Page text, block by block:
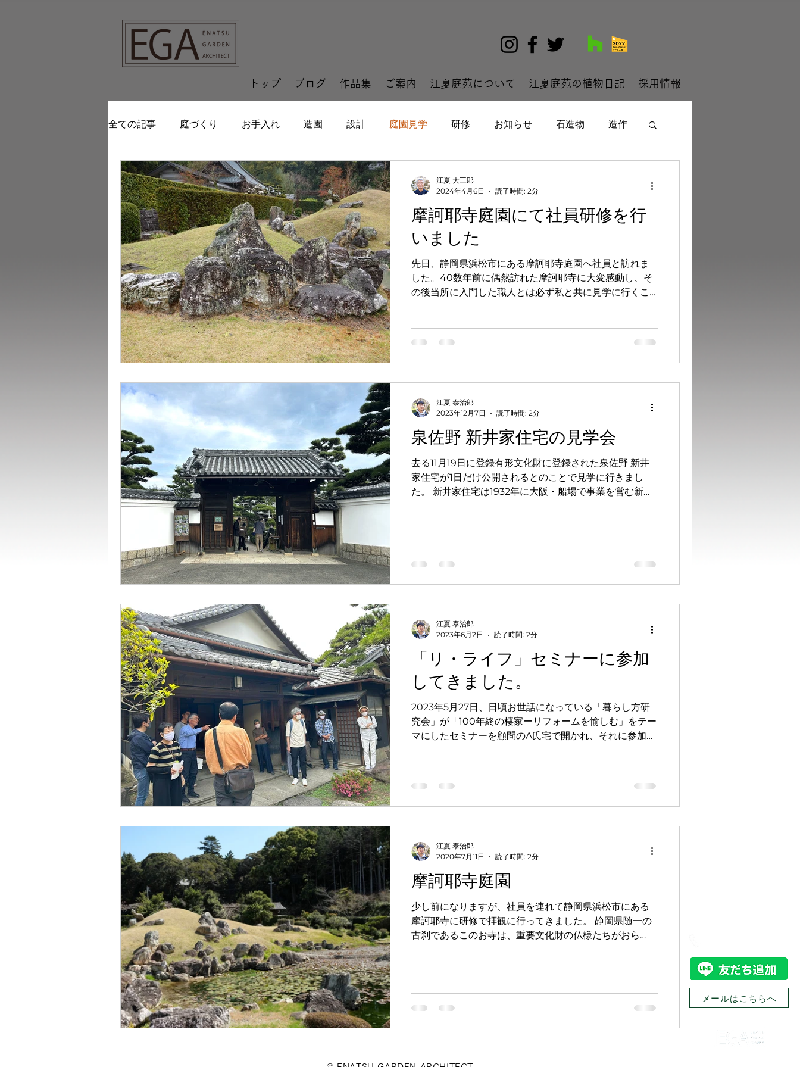
トップ ブログ 作品集 ご案内 江夏庭苑について 江夏庭苑の植物日記 採用情報
全ての記事 庭づくり お手入れ 造園 設計 庭園見学 研修 お知らせ 石造物 造作
摩訶耶寺庭園にて社員研修を行
いました
先日、静岡県浜松市にある摩訶耶寺庭園へ社員と訪れま
した。40数年前に偶然訪れた摩訶耶寺に大変感動し、そ
の後当所に入門した職人とは必ず私と共に見学に行くこ
江夏 大三郎
2024年4月6日
読了時間: 2分
泉佐野 新井家住宅の見学会
去る11月19日に登録有形文化財に登録された泉佐野 新井
家住宅が1日だけ公開されるとのことで見学に行きまし
た。 新井家住宅は1932年に大阪・船場で事業を営む新井
江夏 泰治郎
2023年12月7日
読了時間: 2分
「リ・ライフ」セミナーに参加
してきました。
2023年5月27日、日頃お世話になっている「暮らし方研
究会」が「100年終の棲家ーリフォームを愉しむ」をテー
マにしたセミナーを顧問のA氏宅で開かれ、それに参加さ
江夏 泰治郎
2023年6月2日
読了時間: 2分
摩訶耶寺庭園
少し前になりますが、社員を連れて静岡県浜松市にある
摩訶耶寺に研修で拝観に行ってきました。 静岡県随一の
古刹であるこのお寺は、重要文化財の仏様たちがおら
江夏 泰治郎
2020年7月11日
読了時間: 2分
メールはこちらへ